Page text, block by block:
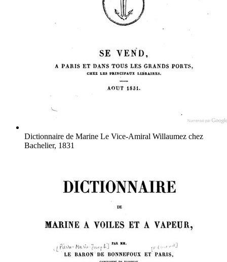
Dictionnaire de Marine Le Vice-Amiral Willaumez chez
Bachelier, 1831